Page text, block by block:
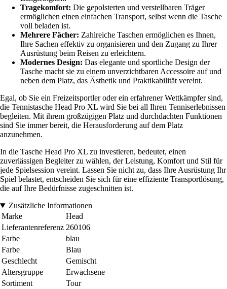
Tragekomfort: Die gepolsterten und verstellbaren Träger
ermöglichen einen einfachen Transport, selbst wenn die Tasche
voll beladen ist.
Mehrere Fächer: Zahlreiche Taschen ermöglichen es Ihnen,
Ihre Sachen effektiv zu organisieren und den Zugang zu Ihrer
Ausrüstung beim Reisen zu erleichtern.
Modernes Design: Das elegante und sportliche Design der
Tasche macht sie zu einem unverzichtbaren Accessoire auf und
neben dem Platz, das Ästhetik und Praktikabilität vereint.
Egal, ob Sie ein Freizeitsportler oder ein erfahrener Wettkämpfer sind,
die Tennistasche Head Pro XL wird Sie bei all Ihren Tenniserlebnissen
begleiten. Mit ihrem großzügigen Platz und durchdachten Funktionen
sind Sie immer bereit, die Herausforderung auf dem Platz
anzunehmen.
In die Tasche Head Pro XL zu investieren, bedeutet, einen
zuverlässigen Begleiter zu wählen, der Leistung, Komfort und Stil für
jede Spielsession vereint. Lassen Sie nicht zu, dass Ihre Ausrüstung Ihr
Spiel belastet, entscheiden Sie sich für eine effiziente Transportlösung,
die auf Ihre Bedürfnisse zugeschnitten ist.
Zusätzliche Informationen
Marke
Head
Lieferantenreferenz 260106
Farbe
blau
Farbe
Blau
Geschlecht
Gemischt
Altersgruppe
Erwachsene
Sortiment
Tour